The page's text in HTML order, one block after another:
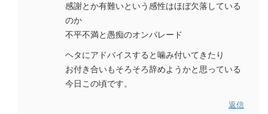
感謝とか有難いという感性はほぼ欠落している
のか
不平不満と愚痴のオンパレード
ヘタにアドバイスすると噛み付いてきたり
お付き合いもそろそろ辞めようかと思っている
今日この頃です。
返信